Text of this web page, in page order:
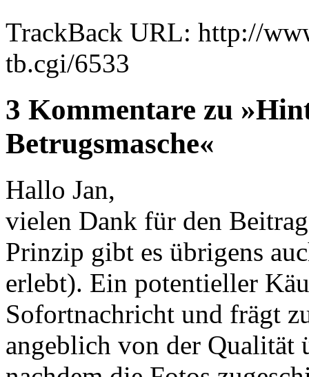
TrackBack URL: http://
tb.cgi/6533
3 Kommentare zu
Betrugsmasche«
Hallo Jan,
vielen Dank für den
Prinzip gibt es übrigens
erlebt). Ein potentieller
Sofortnachricht und frägt
angeblich von der Qualität